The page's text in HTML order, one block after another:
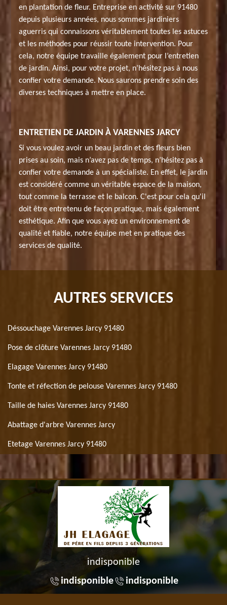
en plantation de fleur. Entreprise en activité sur 91480
depuis plusieurs années, nous sommes jardiniers
aguerris qui connaissons véritablement toutes les astuces
et les méthodes pour réussir toute intervention. Pour
cela, notre équipe travaille également pour l’entretien
de jardin. Ainsi, pour votre projet, n’hésitez pas à nous
confier votre demande. Nous saurons prendre soin des
diverses techniques à mettre en place.
ENTRETIEN DE JARDIN À VARENNES JARCY
Si vous voulez avoir un beau jardin et des fleurs bien
prises au soin, mais n’avez pas de temps, n’hésitez pas à
confier votre demande à un spécialiste. En effet, le jardin
est considéré comme un véritable espace de la maison,
tout comme la terrasse et le balcon. C'est pour cela qu'il
doit être entretenu de façon pratique, mais également
esthétique. Afin que vous ayez un environnement de
qualité et fiable, notre équipe met en pratique des
services de qualité.
AUTRES SERVICES
Déssouchage Varennes Jarcy 91480
Pose de clôture Varennes Jarcy 91480
Elagage Varennes Jarcy 91480
Tonte et réfection de pelouse Varennes Jarcy 91480
Taille de haies Varennes Jarcy 91480
Abattage d'arbre Varennes Jarcy
Etetage Varennes Jarcy 91480
indisponible
indisponible
indisponible